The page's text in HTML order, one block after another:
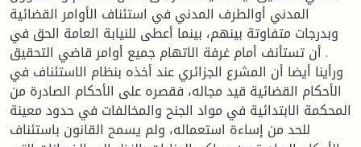
المدني أوالطرف المدني في استئناف الأوامر القضائية
وبدرجات متفاوتة بينهم، بينما أعطى للنيابة العامة الحق في
أن تستأنف أمام غرفة الاتهام جميع أوامر قاضي التحقيق .
ورأينا أيضا أن المشرع الجزائري عند أخذه بنظام الاستئناف في
الأحكام القضائية قيد مجاله، فقصره على الأحكام الصادرة من
المحكمة الابتدائية في مواد الجنح والمخالفات في حدود معينة
للحد من إساءة استعماله، ولم يسمح القانون باستئناف